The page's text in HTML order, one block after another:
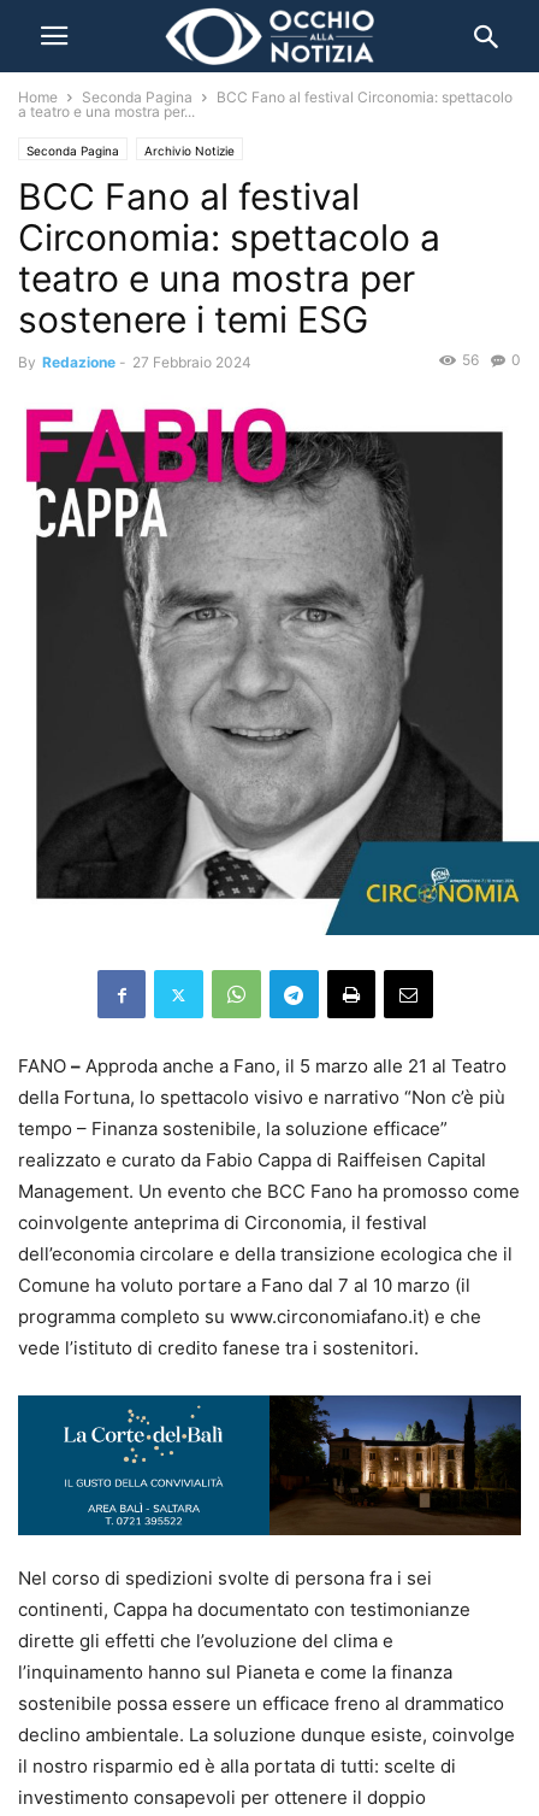
Home Seconda Pagina
BCC Fano al festival Circonomia: spettacolo
a teatro e una mostra per...
Seconda Pagina Archivio Notizie
BCC Fano al festival
Circonomia: spettacolo a
teatro e una mostra per
sostenere i temi ESG
By Redazione - 27 Febbraio 2024 0
56
FANO – Approda anche a Fano, il 5 marzo alle 21 al Teatro
della Fortuna, lo spettacolo visivo e narrativo “Non c’è più
tempo – Finanza sostenibile, la soluzione efficace”
realizzato e curato da Fabio Cappa di Raiffeisen Capital
Management. Un evento che BCC Fano ha promosso come
coinvolgente anteprima di Circonomia, il festival
dell’economia circolare e della transizione ecologica che il
Comune ha voluto portare a Fano dal 7 al 10 marzo (il
programma completo su www.circonomiafano.it) e che
vede l’istituto di credito fanese tra i sostenitori.
Nel corso di spedizioni svolte di persona fra i sei
continenti, Cappa ha documentato con testimonianze
dirette gli effetti che l’evoluzione del clima e
l’inquinamento hanno sul Pianeta e come la finanza
sostenibile possa essere un efficace freno al drammatico
declino ambientale. La soluzione dunque esiste, coinvolge
il nostro risparmio ed è alla portata di tutti: scelte di
investimento consapevoli per ottenere il doppio